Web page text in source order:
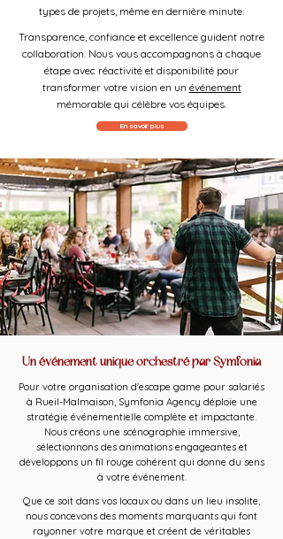
types de projets, même en dernière minute.
Transparence, confiance et excellence guident notre
collaboration. Nous vous accompagnons à chaque
étape avec réactivité et disponibilité pour
transformer votre vision en un événement
mémorable qui célèbre vos équipes.
En savoir plus
Un événement unique orchestré par Symfonia
Pour votre organisation d'escape game pour salariés
à Rueil-Malmaison, Symfonia Agency déploie une
stratégie événementielle complète et impactante.
Nous créons une scénographie immersive,
sélectionnons des animations engageantes et
développons un fil rouge cohérent qui donne du sens
à votre événement.
Que ce soit dans vos locaux ou dans un lieu insolite,
nous concevons des moments marquants qui font
rayonner votre marque et créent de véritables